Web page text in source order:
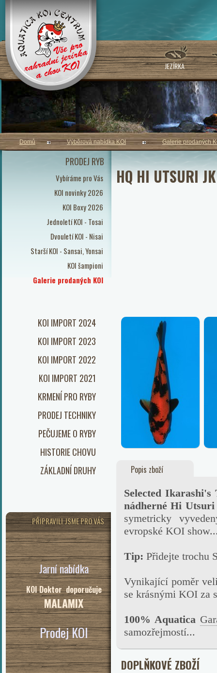
JEZÍRKA
PRODEJ RYB
Vybíráme pro Vás
KOI novinky 2026
KOI Boxy 2026
Jednoletí KOI - Tosai
Dvouletí KOI - Nisai
Starší KOI - Sansai, Yonsai
KOI šampioni
Galerie prodaných KOI
KOI IMPORT 2024
KOI IMPORT 2023
KOI IMPORT 2022
KOI IMPORT 2021
KRMENÍ PRO RYBY
PRODEJ TECHNIKY
PEČUJEME O RYBY
HISTORIE CHOVU
ZÁKLADNÍ DRUHY
PŘIPRAVILI JSME PRO VÁS
Jarní nabídka
KOI Doktor doporučuje
MALAMIX
Prodej KOI
Domů Výběrová nabídka KOI Galerie prodaných
HQ HI UTSURI
Popis zboží
Selected Ikarashi's
nádherné Hi Utsuri
symetricky
evropské KOI
Tip: Přidejte trochu
Vynikající poměr
se krásnými KOI za
100% Aquatica
samozřejmostí...
DOPLŇKOVÉ ZBOŽÍ